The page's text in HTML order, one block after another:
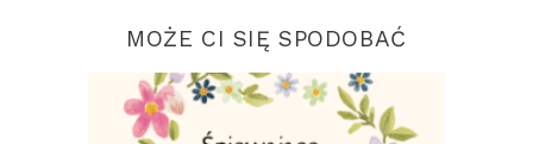
MOŻE CI SIĘ SPODOBAĆ